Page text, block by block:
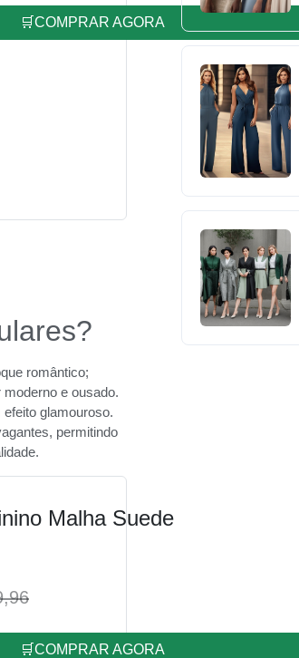
🛒COMPRAR AGORA
romântico;
e ousado.
glamouroso.
permitindo
Malha Suede
🛒COMPRAR AGORA